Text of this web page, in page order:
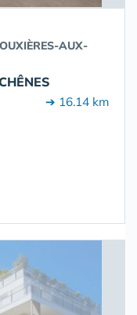
AUX-
➔ 16.14 km